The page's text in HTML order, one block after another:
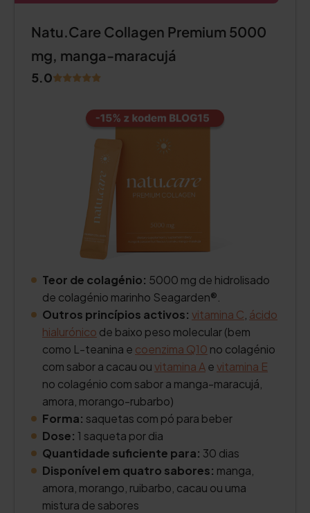
Natu.Care Collagen Premium 5000
mg, manga-maracujá
5.0
Teor de colagénio: 5000 mg de hidrolisado
de colagénio marinho Seagarden®.
Outros princípios activos: vitamina C ácido
hialurónico de baixo peso molecular (bem
como L-teanina e coenzima Q10 no colagénio
com sabor a cacau ouvitamina Aevitamina E
no colagénio com sabor a manga-maracujá,
amora, morango-rubarbo)
Forma: saquetas com pó para beber
Dose: 1 saqueta por dia
Quantidade suficiente para: 30 dias
Disponível em quatro sabores: manga,
amora, morango, ruibarbo, cacau ou uma
mistura de sabores